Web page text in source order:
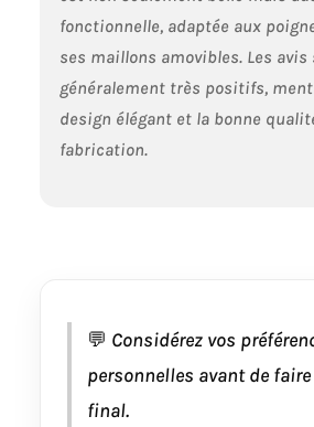
fonctionnelle, adaptée aux
ses maillons amovibles. Les avis
généralement très positifs,
design élégant et la bonne
fabrication.
💬 Considérez vos
personnelles avant de
final.